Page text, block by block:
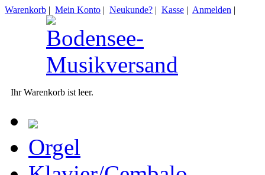
Warenkorb | Mein Konto | Neukunde? | Kasse | Anmelden |
Ihr Warenkorb ist leer.
Orgel